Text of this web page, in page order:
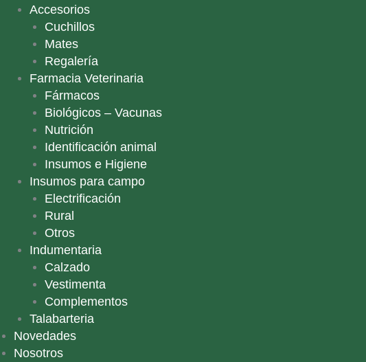
Accesorios
Cuchillos
Mates
Regalería
Farmacia Veterinaria
Fármacos
Biológicos – Vacunas
Nutrición
Identificación animal
Insumos e Higiene
Insumos para campo
Electrificación
Rural
Otros
Indumentaria
Calzado
Vestimenta
Complementos
Talabarteria
Novedades
Nosotros